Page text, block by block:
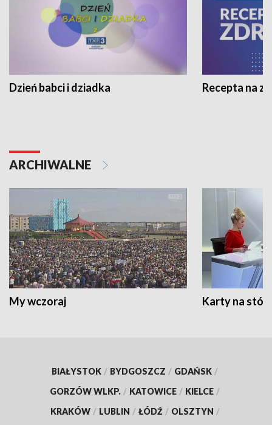
Dzień babci i dziadka Recepta na
ARCHIWALNE
My wczoraj Karty na
BIAŁYSTOK / BYDGOSZCZ / GDAŃSK /
GORZÓW WLKP. / KATOWICE / KIELCE /
KRAKÓW / LUBLIN / ŁÓDŹ / OLSZTYN /